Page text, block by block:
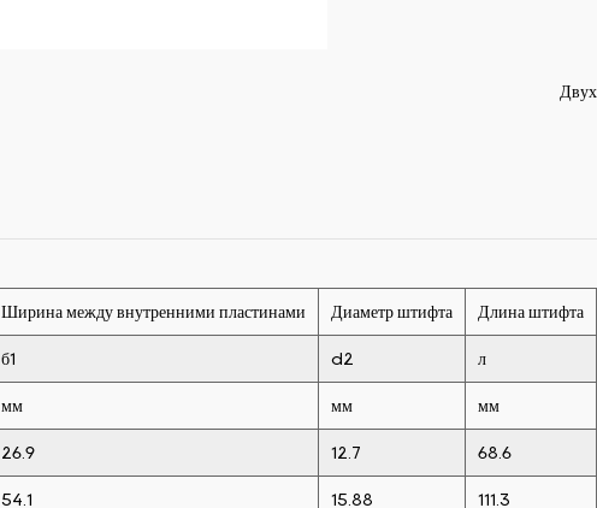
Ширина между внутренними пластинами Диаметр штифта Длина штифта
б1 d2 л
мм мм мм
26.9 12.7 68.6
54.1 15.88 111.3